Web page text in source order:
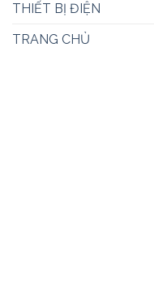
THIẾT BỊ ĐIỆN
TRANG CHỦ